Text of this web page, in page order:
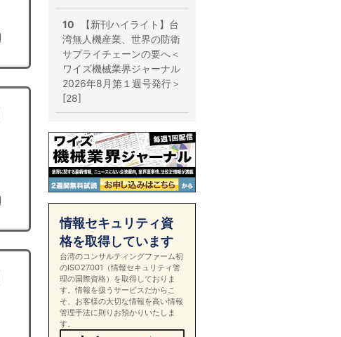
10
【新刊ハイライト】台
湾無人機産業、世界の防衛
サプライチェーンの要へ＜
ワイズ機械業界ジャーナル
2026年8月第１週号発行＞
[28]
情報セキュリティ資
格を取得しています
台湾のコンサルティングファーム初
のISO27001（情報セキュリティ管
理の国際資格）を取得しておりま
す。情報を扱うサービスだからこ
そ、お客様の大切な情報を高い情報
管理手法に則りお預かりいたしま
す。